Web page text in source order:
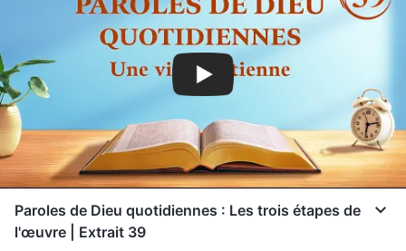
Paroles de Dieu quotidiennes : Les trois étapes de
l'œuvre | Extrait 39